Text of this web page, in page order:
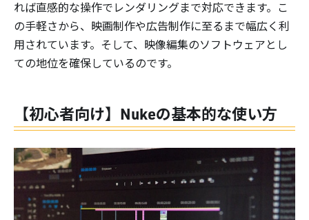
れば直感的な操作でレンダリングまで対応できます。こ
の手軽さから、映画制作や広告制作に至るまで幅広く利
用されています。そして、映像編集のソフトウェアとし
ての地位を確保しているのです。
【初心者向け】Nukeの基本的な使い方